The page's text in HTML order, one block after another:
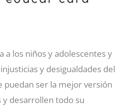
a los niños y adolescentes y
y desigualdades del
puedan ser la mejor versión
y desarrollen todo su